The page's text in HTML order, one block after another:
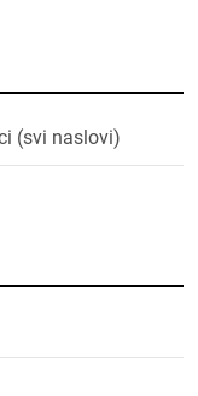
(svi naslovi)